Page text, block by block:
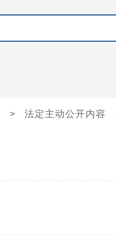
> 法定主动公开内容